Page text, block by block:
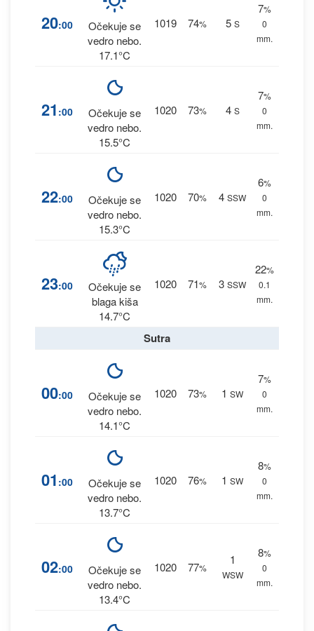
20:00
Očekuje se
vedro nebo.
17.1°C
1019 74% 5 S
7%
0
mm.
21 :00
Očekuje se
vedro nebo.
15.5°C
1020 73% 4 S
7%
0
mm.
22:00
Očekuje se
vedro nebo.
15.3°C
1020 70% 4 SSW
6%
0
mm.
23:00
Očekuje se
blaga kiša
14.7°C
1020 71% 3 SSW
22%
0.1
mm.
Sutra
00:00
Očekuje se
vedro nebo.
14.1°C
1020 73% 1 SW
7%
0
mm.
01 :00
Očekuje se
vedro nebo.
13.7°C
1020 76% 1 SW
8%
0
mm.
02:00
Očekuje se
vedro nebo.
13.4°C
1020 77%
1
WSW
8%
0
mm.